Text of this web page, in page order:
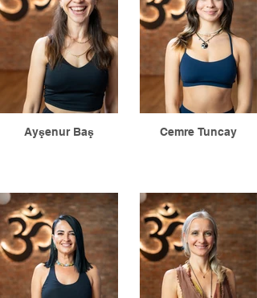
Ayşenur Baş Cemre Tuncay